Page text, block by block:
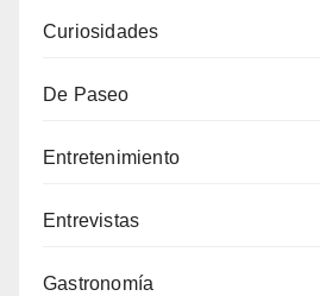
Curiosidades
De Paseo
Entretenimiento
Entrevistas
Gastronomía